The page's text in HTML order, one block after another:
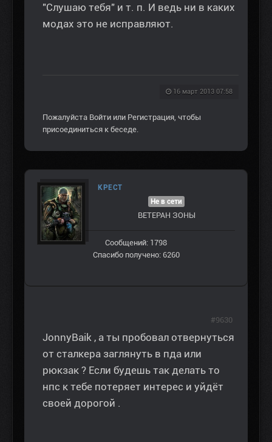
"Слушаю тебя" и т. п. И ведь ни в каких
модах это не исправляют.
16 март 2013 07:58
Пожалуйста Войти или Регистрация , чтобы
присоединиться к беседе.
КРЕСТ
Не в сети
ВЕТЕРАН ЗOНЫ
Сообщений: 1798
Спасибо получено: 6260
JonnyBaik , а ты пробовал отвернуться
от сталкера заглянуть в пда или
рюкзак ? Если будешь так делать то
нпс к тебе потеряет интерес и уйдёт
своей дорогой .
#9630